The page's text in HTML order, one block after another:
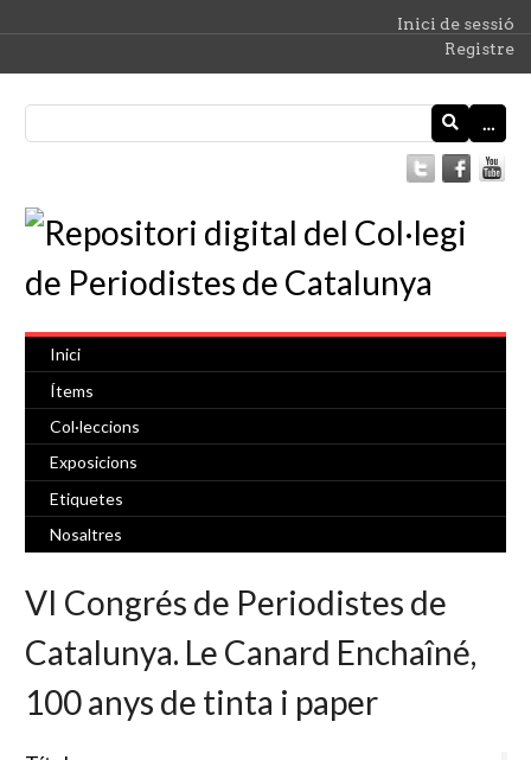
Inici de sessió
Registre
…
Inici
Ítems
Col·leccions
Exposicions
Etiquetes
Nosaltres
VI Congrés de Periodistes de
Catalunya. Le Canard Enchaîné,
100 anys de tinta i paper